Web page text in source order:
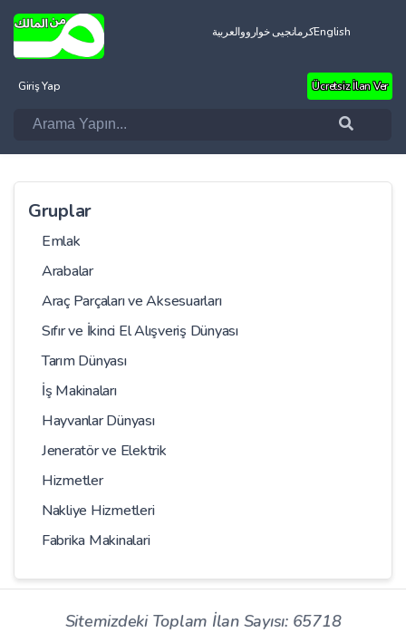
العربيةکرمانجیی خوارووEnglish
Giriş Yap Ücretsiz İlan Ver
Gruplar
Emlak
Arabalar
Araç Parçaları ve Aksesuarları
Sıfır ve İkinci El Alışveriş Dünyası
Tarım Dünyası
İş Makinaları
Hayvanlar Dünyası
Jeneratör ve Elektrik
Hizmetler
Nakliye Hizmetleri
Fabrika Makinalari
Sitemizdeki Toplam İlan Sayısı: 65718